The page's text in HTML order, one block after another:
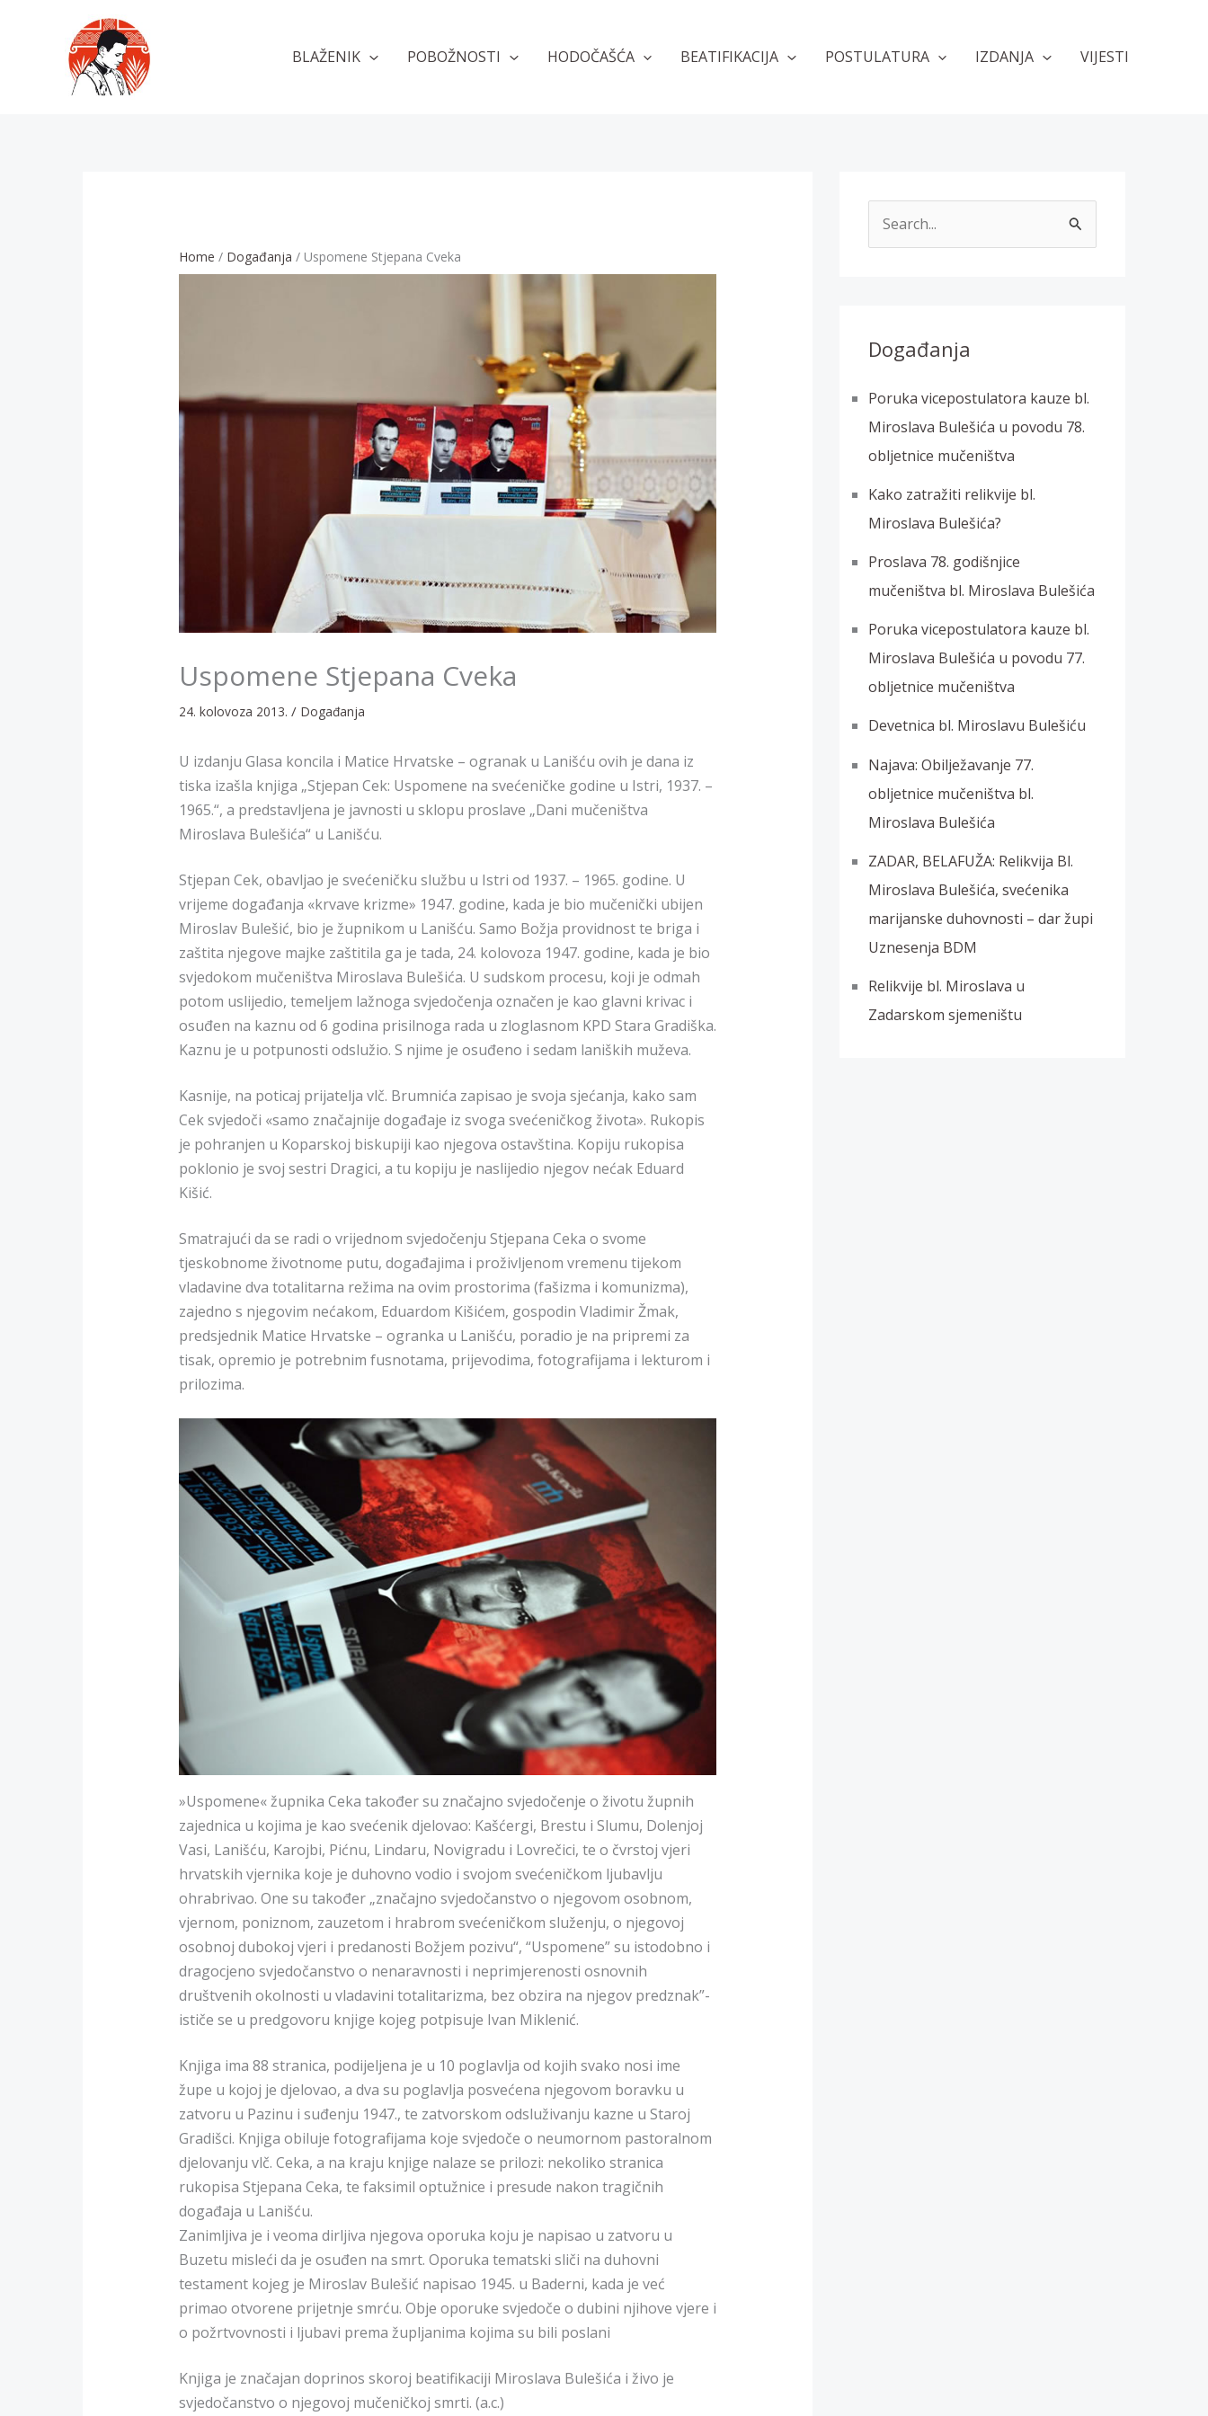
BLAŽENIK POBOŽNOSTI HODOČAŠĆA BEATIFIKACIJA POSTULATURA IZDANJA VIJESTI
Home Događanja Uspomene Stjepana Cveka
Uspomene Stjepana Cveka
24. kolovoza 2013. / Događanja
U izdanju Glasa koncila i Matice Hrvatske – ogranak u Lanišću ovih je dana iz
tiska izašla knjiga „Stjepan Cek: Uspomene na svećeničke godine u Istri, 1937. –
1965.“, a predstavljena je javnosti u sklopu proslave „Dani mučeništva
Miroslava Bulešića“ u Lanišću.
Stjepan Cek, obavljao je svećeničku službu u Istri od 1937. – 1965. godine. U
vrijeme događanja «krvave krizme» 1947. godine, kada je bio mučenički ubijen
Miroslav Bulešić, bio je župnikom u Lanišću. Samo Božja providnost te briga i
zaštita njegove majke zaštitila ga je tada, 24. kolovoza 1947. godine, kada je bio
svjedokom mučeništva Miroslava Bulešića. U sudskom procesu, koji je odmah
potom uslijedio, temeljem lažnoga svjedočenja označen je kao glavni krivac i
osuđen na kaznu od 6 godina prisilnoga rada u zloglasnom KPD Stara Gradiška.
Kaznu je u potpunosti odslužio. S njime je osuđeno i sedam laniških muževa.
Kasnije, na poticaj prijatelja vlč. Brumnića zapisao je svoja sjećanja, kako sam
Cek svjedoči «samo značajnije događaje iz svoga svećeničkog života». Rukopis
je pohranjen u Koparskoj biskupiji kao njegova ostavština. Kopiju rukopisa
poklonio je svoj sestri Dragici, a tu kopiju je naslijedio njegov nećak Eduard
Kišić.
Smatrajući da se radi o vrijednom svjedočenju Stjepana Ceka o svome
tjeskobnome životnome putu, događajima i proživljenom vremenu tijekom
vladavine dva totalitarna režima na ovim prostorima (fašizma i komunizma),
zajedno s njegovim nećakom, Eduardom Kišićem, gospodin Vladimir Žmak,
predsjednik Matice Hrvatske – ogranka u Lanišću, poradio je na pripremi za
tisak, opremio je potrebnim fusnotama, prijevodima, fotografijama i lekturom i
prilozima.
»Uspomene« župnika Ceka također su značajno svjedočenje o životu župnih
zajednica u kojima je kao svećenik djelovao: Kašćergi, Brestu i Slumu, Dolenjoj
Vasi, Lanišću, Karojbi, Pićnu, Lindaru, Novigradu i Lovrečici, te o čvrstoj vjeri
hrvatskih vjernika koje je duhovno vodio i svojom svećeničkom ljubavlju
ohrabrivao. One su također „značajno svjedočanstvo o njegovom osobnom,
vjernom, poniznom, zauzetom i hrabrom svećeničkom služenju, o njegovoj
osobnoj dubokoj vjeri i predanosti Božjem pozivu“, “Uspomene” su istodobno i
dragocjeno svjedočanstvo o nenaravnosti i neprimjerenosti osnovnih
društvenih okolnosti u vladavini totalitarizma, bez obzira na njegov predznak”-
ističe se u predgovoru knjige kojeg potpisuje Ivan Miklenić.
Knjiga ima 88 stranica, podijeljena je u 10 poglavlja od kojih svako nosi ime
župe u kojoj je djelovao, a dva su poglavlja posvećena njegovom boravku u
zatvoru u Pazinu i suđenju 1947., te zatvorskom odsluživanju kazne u Staroj
Gradišci. Knjiga obiluje fotografijama koje svjedoče o neumornom pastoralnom
djelovanju vlč. Ceka, a na kraju knjige nalaze se prilozi: nekoliko stranica
rukopisa Stjepana Ceka, te faksimil optužnice i presude nakon tragičnih
događaja u Lanišću.
Zanimljiva je i veoma dirljiva njegova oporuka koju je napisao u zatvoru u
Buzetu misleći da je osuđen na smrt. Oporuka tematski sliči na duhovni
testament kojeg je Miroslav Bulešić napisao 1945. u Baderni, kada je već
primao otvorene prijetnje smrću. Obje oporuke svjedoče o dubini njihove vjere i
o požrtvovnosti i ljubavi prema župljanima kojima su bili poslani
Knjiga je značajan doprinos skoroj beatifikaciji Miroslava Bulešića i živo je
svjedočanstvo o njegovoj mučeničkoj smrti. (a.c.)
r
Događanja
Poruka vicepostulatora kauze bl.
Miroslava Bulešića u povodu 78.
obljetnice mučeništva
Kako zatražiti relikvije bl.
Miroslava Bulešića?
Proslava 78. godišnjice
mučeništva bl. Miroslava Bulešića
Poruka vicepostulatora kauze bl.
Miroslava Bulešića u povodu 77.
obljetnice mučeništva
Devetnica bl. Miroslavu Bulešiću
Najava: Obilježavanje 77.
obljetnice mučeništva bl.
Miroslava Bulešića
ZADAR, BELAFUŽA: Relikvija Bl.
Miroslava Bulešića, svećenika
marijanske duhovnosti – dar župi
Uznesenja BDM
Relikvije bl. Miroslava u
Zadarskom sjemeništu